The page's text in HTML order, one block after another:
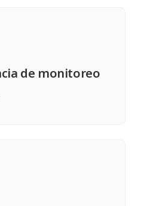
de monitoreo